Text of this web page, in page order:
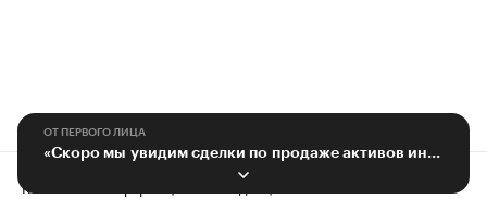
ОТ ПЕРВОГО ЛИЦА
«Скоро мы увидим сделки по продаже активов иностранных компаний в России»
Контактная информация
Редакция